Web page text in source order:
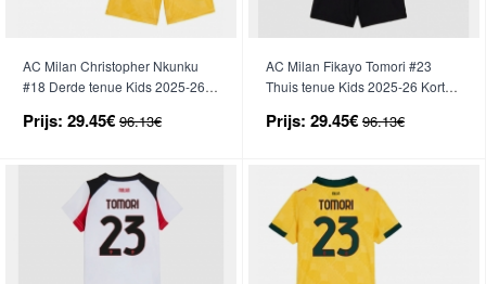
AC Milan Christopher Nkunku
#18 Derde tenue Kids 2025-26
Prijs: 29.45€ 96.13€
AC Milan Fikayo Tomori #23
Thuis tenue Kids 2025-26 Korte
Prijs: 29.45€ 96.13€